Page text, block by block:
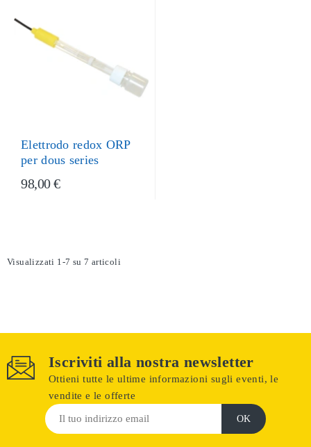
Elettrodo redox ORP
per dous series
98,00 €
Visualizzati 1-7 su 7 articoli
Iscriviti alla nostra newsletter
Ottieni tutte le ultime informazioni sugli eventi, le
vendite e le offerte